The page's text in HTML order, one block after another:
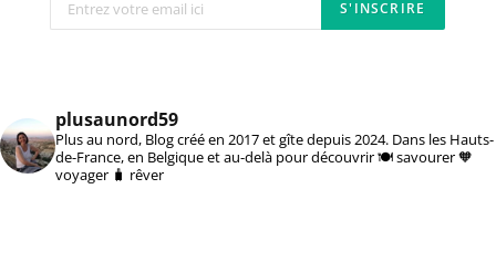
plusaunord59
Plus au nord, Blog créé en 2017 et gîte depuis 2024. Dans les Hauts-
de-France, en Belgique et au-delà pour découvrir 🍽️ savourer 🧡
voyager 🧳 rêver